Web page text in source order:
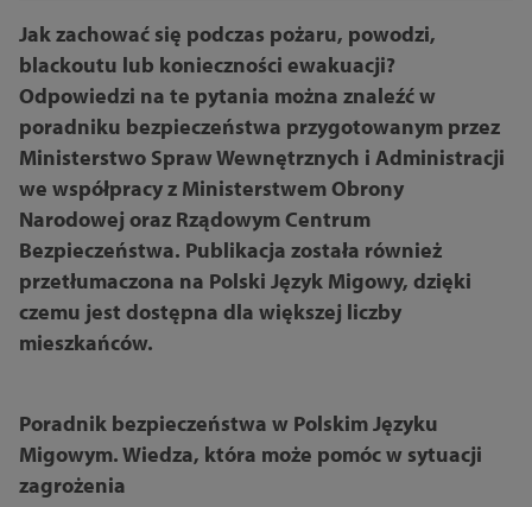
Jak zachować się podczas pożaru, powodzi,
blackoutu lub konieczności ewakuacji?
Odpowiedzi na te pytania można znaleźć w
poradniku bezpieczeństwa przygotowanym przez
Ministerstwo Spraw Wewnętrznych i Administracji
we współpracy z Ministerstwem Obrony
Narodowej oraz Rządowym Centrum
Bezpieczeństwa. Publikacja została również
przetłumaczona na Polski Język Migowy, dzięki
czemu jest dostępna dla większej liczby
mieszkańców.
Poradnik bezpieczeństwa w Polskim Języku
Migowym. Wiedza, która może pomóc w sytuacji
zagrożenia